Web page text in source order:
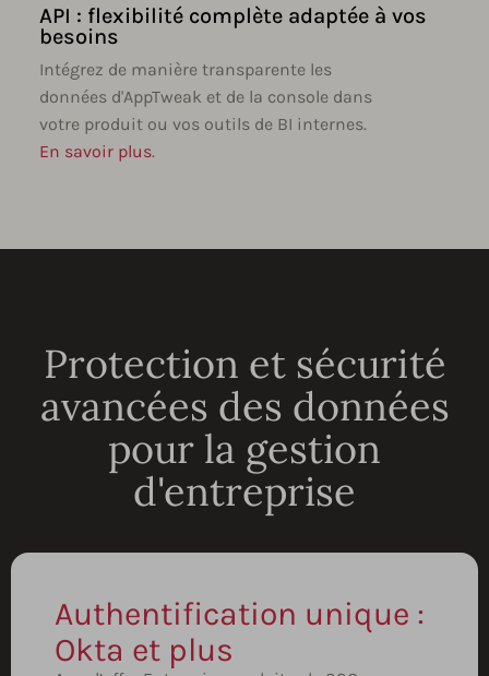
API : flexibilité complète adaptée à vos
besoins
Intégrez de manière transparente les
données d'AppTweak et de la console dans
votre produit ou vos outils de BI internes.
En savoir plus.
Protection et sécurité
avancées des données
pour la gestion
d'entreprise
Authentification unique :
Okta et plus